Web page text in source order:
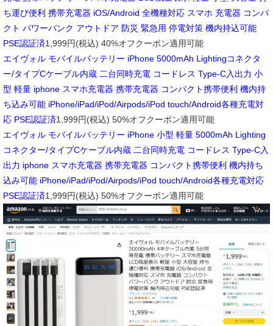
ち運び便利 携帯充電器 iOS/Android 全機種対応 スマホ 充電器 コンパ
クト パワーバンク アウトドア 防災 緊急用 停電対策 機内持込可能
PSE認証済1,999円(税込) 40%オフクーポン適用可能
エイヴォル モバイルバッテリー iPhone 5000mAh Lightingコネクタ
ー/タイプCケーブル内蔵 二台同時充電 コードレス Type-C入出力 小
型 軽量 iphone スマホ充電器 携帯充電器 コンパクト携帯便利 機内持
ち込み可能 iPhone/iPad/iPod/Airpods/iPod touch/Android各種充電対
応 PSE認証済1,999円(税込) 50%オフクーポン適用可能
エイヴォル モバイルバッテリー iPhone 小型 軽量 5000mAh Lighting
コネクター/タイプCケーブル内蔵 二台同時充電 コードレス Type-C入
出力 iphone スマホ充電器 携帯充電器 コンパクト携帯便利 機内持ち
込み可能 iPhone/iPad/iPod/Airpods/iPod touch/Android各種充電対応
PSE認証済1,999円(税込) 50%オフクーポン適用可能